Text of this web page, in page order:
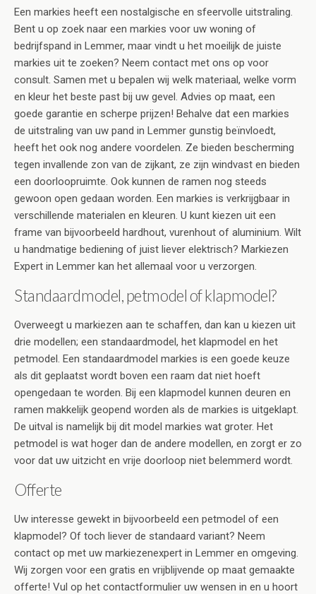
Een markies heeft een nostalgische en sfeervolle uitstraling.
Bent u op zoek naar een markies voor uw woning of
bedrijfspand in Lemmer, maar vindt u het moeilijk de juiste
markies uit te zoeken? Neem contact met ons op voor
consult. Samen met u bepalen wij welk materiaal, welke vorm
en kleur het beste past bij uw gevel. Advies op maat, een
goede garantie en scherpe prijzen! Behalve dat een markies
de uitstraling van uw pand in Lemmer gunstig beïnvloedt,
heeft het ook nog andere voordelen. Ze bieden bescherming
tegen invallende zon van de zijkant, ze zijn windvast en bieden
een doorloopruimte. Ook kunnen de ramen nog steeds
gewoon open gedaan worden. Een markies is verkrijgbaar in
verschillende materialen en kleuren. U kunt kiezen uit een
frame van bijvoorbeeld hardhout, vurenhout of aluminium. Wilt
u handmatige bediening of juist liever elektrisch? Markiezen
Expert in Lemmer kan het allemaal voor u verzorgen.
Standaardmodel, petmodel of klapmodel?
Overweegt u markiezen aan te schaffen, dan kan u kiezen uit
drie modellen; een standaardmodel, het klapmodel en het
petmodel. Een standaardmodel markies is een goede keuze
als dit geplaatst wordt boven een raam dat niet hoeft
opengedaan te worden. Bij een klapmodel kunnen deuren en
ramen makkelijk geopend worden als de markies is uitgeklapt.
De uitval is namelijk bij dit model markies wat groter. Het
petmodel is wat hoger dan de andere modellen, en zorgt er zo
voor dat uw uitzicht en vrije doorloop niet belemmerd wordt.
Offerte
Uw interesse gewekt in bijvoorbeeld een petmodel of een
klapmodel? Of toch liever de standaard variant? Neem
contact op met uw markiezenexpert in Lemmer en omgeving.
Wij zorgen voor een gratis en vrijblijvende op maat gemaakte
offerte! Vul op het contactformulier uw wensen in en u hoort